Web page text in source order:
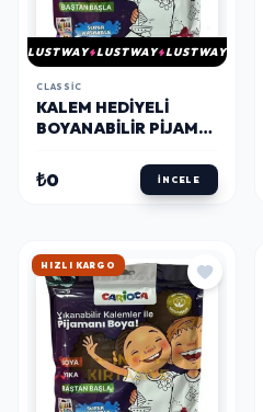
LUSTWAY LUSTWAY LUSTWAY
CLASSIC
KALEM HEDIYELI
BOYANABILIR PIJAMA
₺0 İNCELE
HIZLI KARGO